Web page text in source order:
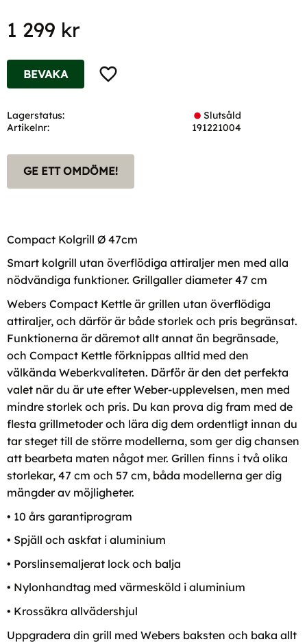
1 299 kr
Lägg till i favoriter
BEVAKA
Lagerstatus
Slutsåld
Artikelnr
191221004
GE ETT OMDÖME!
Compact Kolgrill Ø 47cm
Smart kolgrill utan överflödiga attiraljer men med alla
nödvändiga funktioner. Grillgaller diameter 47 cm
Webers Compact Kettle är grillen utan överflödiga
attiraljer, och därför är både storlek och pris begränsat.
Funktionerna är däremot allt annat än begränsade,
och Compact Kettle förknippas alltid med den
välkända Weberkvaliteten. Därför är den det perfekta
valet när du är ute efter Weber-upplevelsen, men med
mindre storlek och pris. Du kan prova dig fram med de
flesta grillmetoder och lära dig dem ordentligt innan du
tar steget till de större modellerna, som ger dig chansen
att bearbeta maten något mer. Grillen finns i två olika
storlekar, 47 cm och 57 cm, båda modellerna ger dig
mängder av möjligheter.
• 10 års garantiprogram
• Spjäll och askfat i aluminium
• Porslinsemaljerat lock och balja
• Nylonhandtag med värmesköld i aluminium
• Krossäkra allvädershjul
Uppgradera din grill med Webers baksten och baka allt